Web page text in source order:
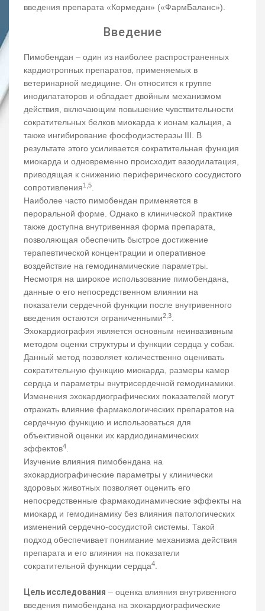
введения препарата «Кормедан» («ФармБаланс»).
Введение
Пимобендан – один из наиболее распространенных
кардиотропных препаратов, применяемых в
ветеринарной медицине. Он относится к группе
инодилататоров и обладает двойным механизмом
действия, включающим повышение чувствительности
сократительных белков миокарда к ионам кальция, а
также ингибирование фосфодиэстеразы III. В
результате этого усиливается сократительная функция
миокарда и одновременно происходит вазодилатация,
приводящая к снижению периферического сосудистого
сопротивления1,5.
Наиболее часто пимобендан применяется в
пероральной форме. Однако в клинической практике
также доступна внутривенная форма препарата,
позволяющая обеспечить быстрое достижение
терапевтической концентрации и оперативное
воздействие на гемодинамические параметры.
Несмотря на широкое использование пимобендана,
данные о его непосредственном влиянии на
показатели сердечной функции после внутривенного
введения остаются ограниченными2,3.
Эхокардиография является основным неинвазивным
методом оценки структуры и функции сердца у собак.
Данный метод позволяет количественно оценивать
сократительную функцию миокарда, размеры камер
сердца и параметры внутрисердечной гемодинамики.
Изменения эхокардиографических показателей могут
отражать влияние фармакологических препаратов на
сердечную функцию и использоваться для
объективной оценки их кардиодинамических
эффектов4.
Изучение влияния пимобендана на
эхокардиографические параметры у клинически
здоровых животных позволяет оценить его
непосредственные фармакодинамические эффекты на
миокард и гемодинамику без влияния патологических
изменений сердечно-сосудистой системы. Такой
подход обеспечивает понимание механизма действия
препарата и его влияния на показатели
сократительной функции сердца4.
Цель исследования – оценка влияния внутривенного
введения пимобендана на эхокардиографические